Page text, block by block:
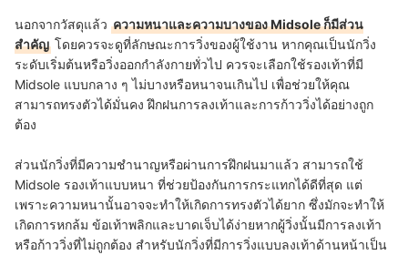
นอกจากวัสดุแล้ว ความหนาและความบางของ Midsole ก็มีส่วน
สำคัญ โดยควรจะดูที่ลักษณะการวิ่งของผู้ใช้งาน หากคุณเป็นนักวิ่ง
ระดับเริ่มต้นหรือวิ่งออกกำลังกายทั่วไป ควรจะเลือกใช้รองเท้าที่มี
Midsole แบบกลาง ๆ ไม่บางหรือหนาจนเกินไป เพื่อช่วยให้คุณ
สามารถทรงตัวได้มั่นคง ฝึกฝนการลงเท้าและการก้าววิ่งได้อย่างถูก
ต้อง
ส่วนนักวิ่งที่มีความชำนาญหรือผ่านการฝึกฝนมาแล้ว สามารถใช้
Midsole รองเท้าแบบหนา ที่ช่วยป้องกันการกระแทกได้ดีที่สุด แต่
เพราะความหนานั้นอาจจะทำให้เกิดการทรงตัวได้ยาก ซึ่งมักจะทำให้
เกิดการหกล้ม ข้อเท้าพลิกและบาดเจ็บได้ง่ายหากผู้วิ่งนั้นมีการลงเท้า
หรือก้าววิ่งที่ไม่ถูกต้อง สำหรับนักวิ่งที่มีการวิ่งแบบลงเท้าด้านหน้าเป็น